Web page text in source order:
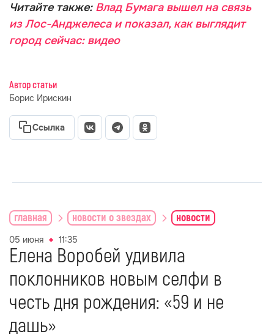
Читайте также: Влад Бумага вышел на связь
из Лос-Анджелеса и показал, как выглядит
город сейчас: видео
Автор статьи
Борис Ирискин
Ссылка
главная новости о звездах новости
05 июня 11:35
Елена Воробей удивила
поклонников новым селфи в
честь дня рождения: «59 и не
дашь»